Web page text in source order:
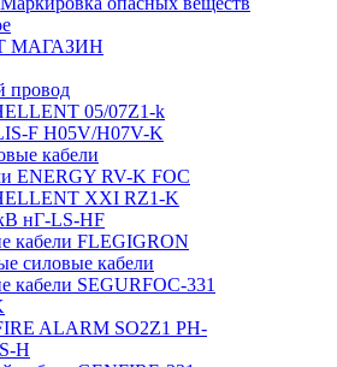
МАГАЗИН
провод
05/07Z1-k
F Н05V/H07V-K
кабели
ENERGY RV-K FOC
XXI RZ1-K
нГ-LS-HF
кабели FLEGIGRON
силовые кабели
кабели SEGURFOC-331
ALARM SO2Z1 PH-
H